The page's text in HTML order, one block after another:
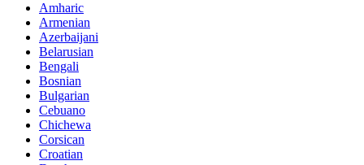
Amharic
Armenian
Azerbaijani
Belarusian
Bengali
Bosnian
Bulgarian
Cebuano
Chichewa
Corsican
Croatian